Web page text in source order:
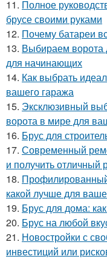
11. Полное
брусе своими руками
12. Почему батареи
13. Выбираем ворота
для начинающих
14. Как выбрать
вашего гаража
15. Эксклюзивный
ворота в мире для
16. Брус для
17. Современный
и получить отличный
18. Профилированный
какой лучше для
19. Брус для дома:
20. Брус на любой
21. Новостройки с
инвестиций или